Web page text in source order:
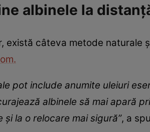
albinele la
există câteva metode naturale
pot include anumite uleiuri
albinele să mai apară
și la o relocare mai sigură”, a